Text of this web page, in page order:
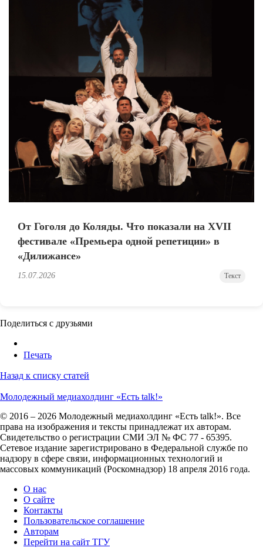
От Гоголя до Коляды. Что показали на XVII
фестивале «Премьера одной репетиции» в
«Дилижансе»
15.07.2026 Текст
Поделиться с друзьями
Печать
Назад к списку статей
Молодежный медиахолдинг «Есть talk!»
© 2016 – 2026 Молодежный медиахолдинг «Есть talk!». Все
права на изображения и тексты принадлежат их авторам.
Свидетельство о регистрации СМИ ЭЛ № ФС 77 - 65395.
Сетевое издание зарегистрировано в Федеральной службе по
надзору в сфере связи, информационных технологий и
массовых коммуникаций (Роскомнадзор) 18 апреля 2016 года.
О нас
О сайте
Контакты
Пользовательское соглашение
Авторам
Перейти на сайт ТГУ